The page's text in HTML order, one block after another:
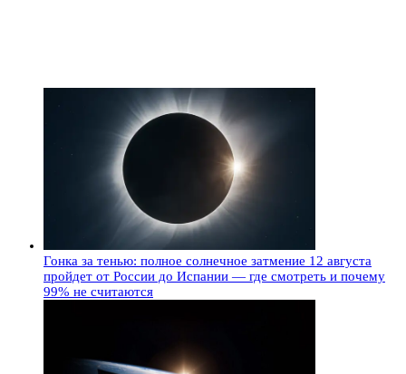
Гонка за тенью: полное солнечное затмение 12 августа
пройдет от России до Испании — где смотреть и почему
99% не считаются